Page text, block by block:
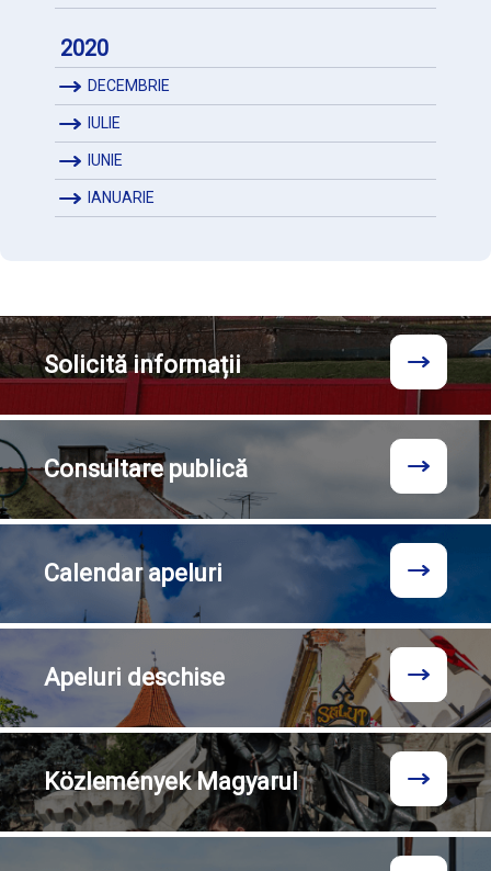
2020
DECEMBRIE
IULIE
IUNIE
IANUARIE
Solicităinformații
Consultarepublică
Calendarapeluri
Apeluri deschise
KözleményekMagyarul